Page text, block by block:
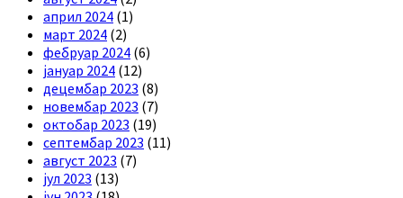
април 2024 (1)
март 2024 (2)
фебруар 2024 (6)
јануар 2024 (12)
децембар 2023 (8)
новембар 2023 (7)
октобар 2023 (19)
септембар 2023 (11)
август 2023 (7)
јул 2023 (13)